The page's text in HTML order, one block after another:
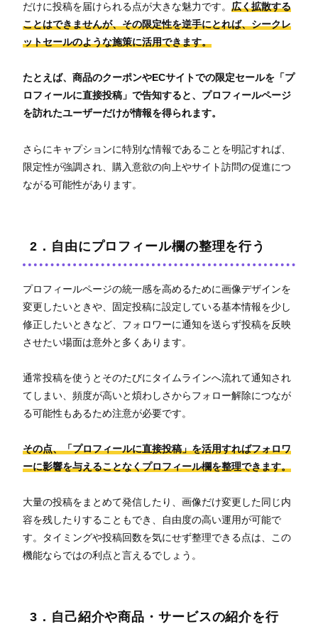
だけに投稿を届けられる点が大きな魅力です。 広く拡散する
ことはできませんが、その限定性を逆手にとれば、シークレ
ットセールのような施策に活用できます。
たとえば、商品のクーポンやECサイトでの限定セールを「プ
ロフィールに直接投稿」で告知すると、プロフィールページ
を訪れたユーザーだけが情報を得られます。
さらにキャプションに特別な情報であることを明記すれば、
限定性が強調され、購入意欲の向上やサイト訪問の促進につ
ながる可能性があります。
2．自由にプロフィール欄の整理を行う
プロフィールページの統一感を高めるために画像デザインを
変更したいときや、固定投稿に設定している基本情報を少し
修正したいときなど、フォロワーに通知を送らず投稿を反映
させたい場面は意外と多くあります。
通常投稿を使うとそのたびにタイムラインへ流れて通知され
てしまい、頻度が高いと煩わしさからフォロー解除につなが
る可能性もあるため注意が必要です。
その点、「プロフィールに直接投稿」を活用すればフォロワ
ーに影響を与えることなくプロフィール欄を整理できます。
大量の投稿をまとめて発信したり、画像だけ変更した同じ内
容を残したりすることもでき、自由度の高い運用が可能で
す。タイミングや投稿回数を気にせず整理できる点は、この
機能ならではの利点と言えるでしょう。
3．自己紹介や商品・サービスの紹介を行